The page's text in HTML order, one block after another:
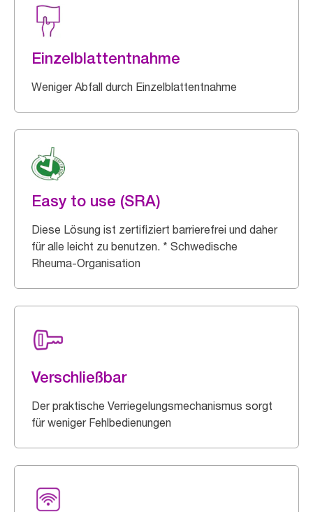
Einzelblattentnahme
Weniger Abfall durch Einzelblattentnahme
Easy to use (SRA)
Diese Lösung ist zertifiziert barrierefrei und daher
für alle leicht zu benutzen. * Schwedische
Rheuma-Organisation
Verschließbar
Der praktische Verriegelungsmechanismus sorgt
für weniger Fehlbedienungen